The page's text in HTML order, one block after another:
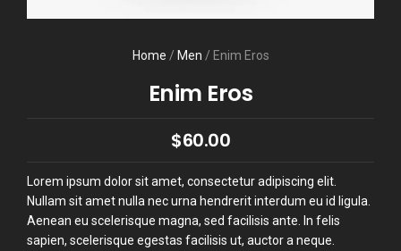
Home / Men / Enim Eros
Enim Eros
$60.00
Lorem ipsum dolor sit amet, consectetur adipiscing elit.
Nullam sit amet nulla nec urna hendrerit interdum eu id ligula.
Aenean eu scelerisque magna, sed facilisis ante. In felis
sapien, scelerisque egestas facilisis ut, auctor a neque.